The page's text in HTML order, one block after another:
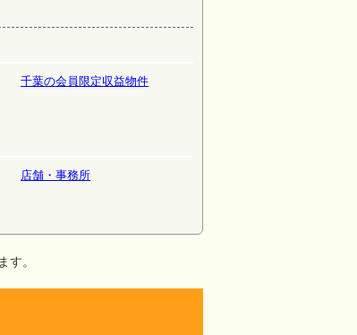
千葉の会員限定収益物件
店舗・事務所
す。